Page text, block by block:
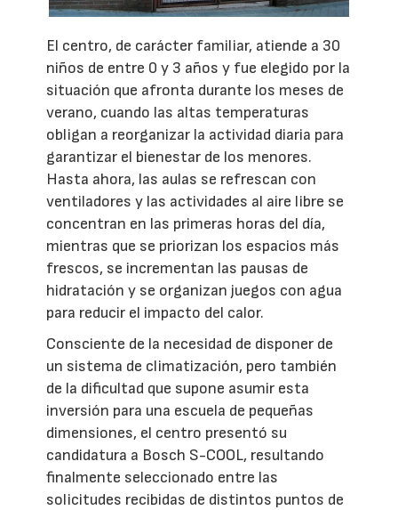
El centro, de carácter familiar, atiende a 30
niños de entre 0 y 3 años y fue elegido por la
situación que afronta durante los meses de
verano, cuando las altas temperaturas
obligan a reorganizar la actividad diaria para
garantizar el bienestar de los menores.
Hasta ahora, las aulas se refrescan con
ventiladores y las actividades al aire libre se
concentran en las primeras horas del día,
mientras que se priorizan los espacios más
frescos, se incrementan las pausas de
hidratación y se organizan juegos con agua
para reducir el impacto del calor.
Consciente de la necesidad de disponer de
un sistema de climatización, pero también
de la dificultad que supone asumir esta
inversión para una escuela de pequeñas
dimensiones, el centro presentó su
candidatura a Bosch S-COOL, resultando
finalmente seleccionado entre las
solicitudes recibidas de distintos puntos de